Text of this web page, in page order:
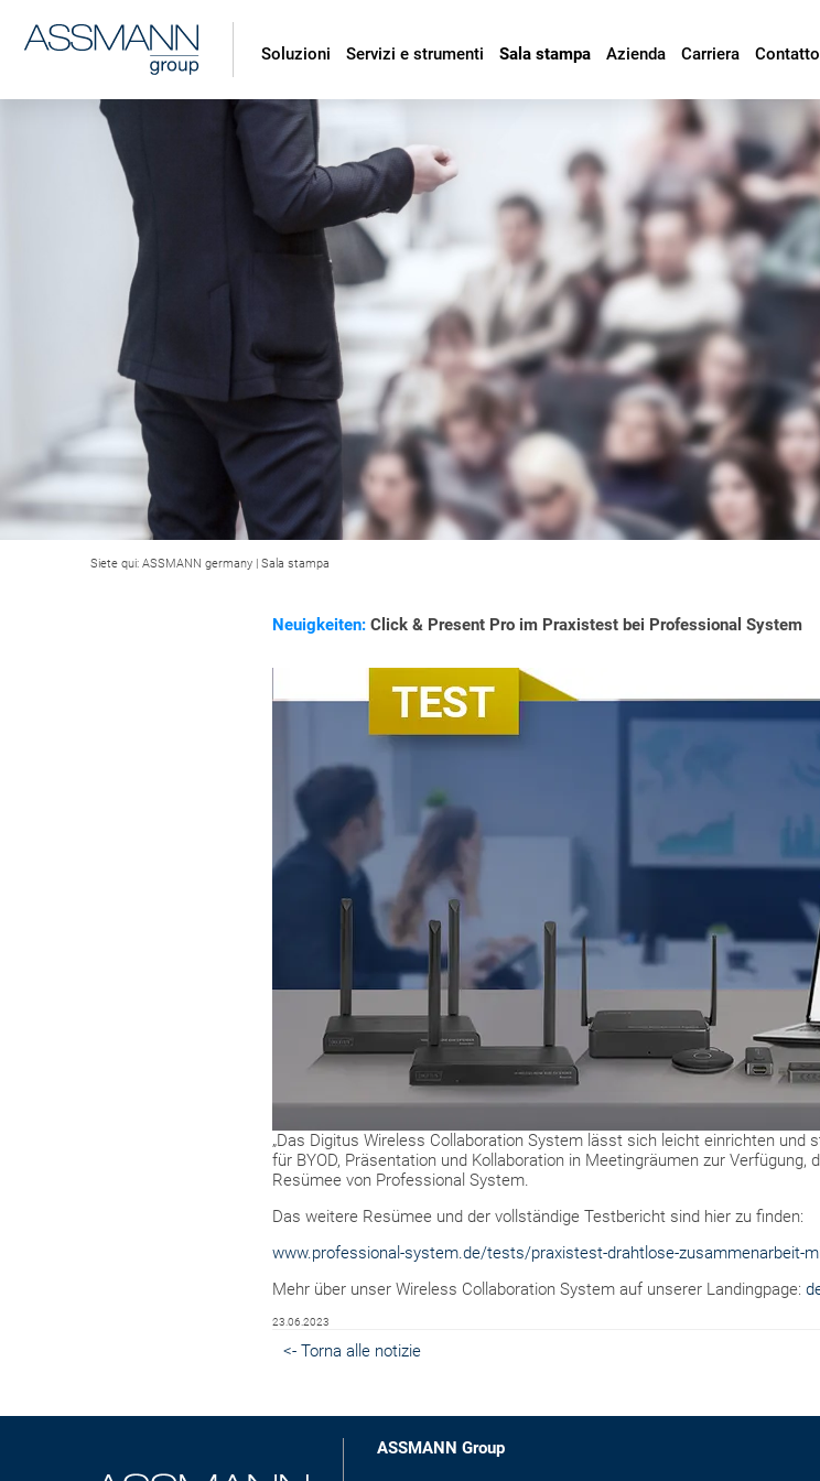
Soluzioni Servizi e strumenti Sala stampa Azienda Carriera Contatto
Siete qui: ASSMANN germany | Sala stampa
Neuigkeiten: Click & Present Pro im Praxistest bei Professional System
„Das Digitus Wireless Collaboration System lässt sich leicht einrichten und
für BYOD, Präsentation und Kollaboration in Meetingräumen zur
Resümee von Professional System.
Das weitere Resümee und der vollständige Testbericht sind hier zu finden:
www.professional-system.de/tests/praxistest-drahtlose-zusammenarbeit-
Mehr über unser Wireless Collaboration System auf unserer Landingpage:
23.06.2023
<- Torna alle notizie
ASSMANN Group